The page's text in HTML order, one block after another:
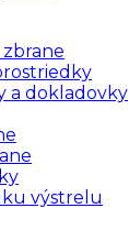
a dokladovky
výstrelu